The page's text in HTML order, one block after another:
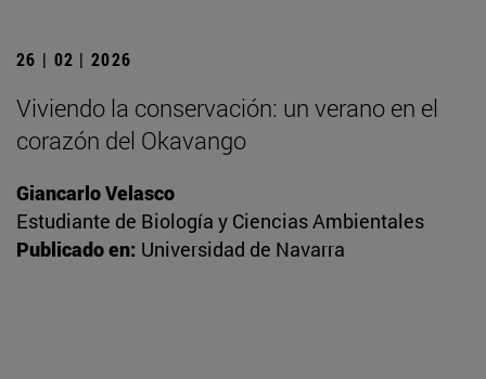
26 | 02 | 2026
Viviendo la conservación: un verano en el
corazón del Okavango
Giancarlo Velasco
Estudiante de Biología y Ciencias Ambientales
Publicado en: Universidad de Navarra